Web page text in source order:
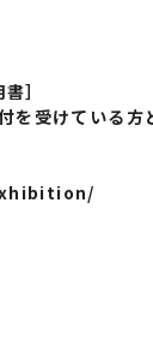
］
を受けている方